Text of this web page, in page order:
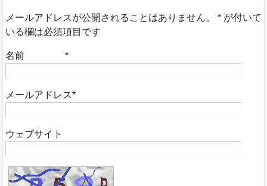
メールアドレスが公開されることはありません。* が付いて
いる欄は必須項目です
名前 *
メールアドレス*
ウェブサイト